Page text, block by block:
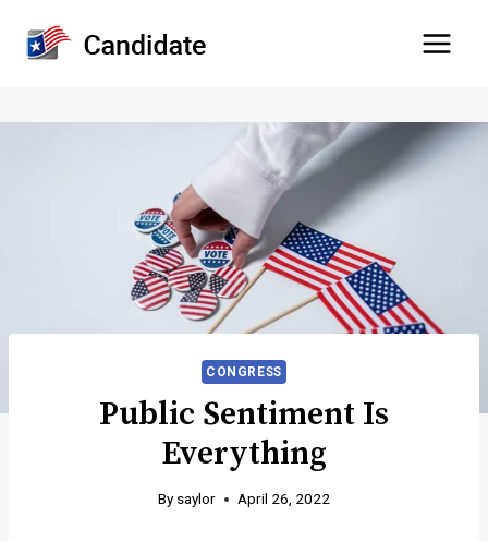
CONGRESS
Public Sentiment Is
Everything
By saylor April 26, 2022